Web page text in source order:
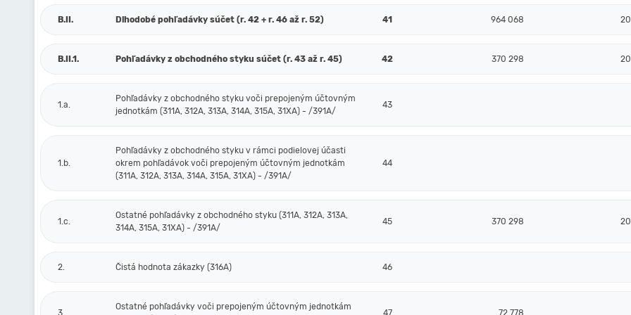
B.II. Dlhodobé pohľadávky súčet (r. 42 + r. 46 až r. 52) 41 964 068
B.II.1. Pohľadávky z obchodného styku súčet (r. 43 až r. 45) 42 370 298
1.a.
Pohľadávky z obchodného styku voči prepojeným účtovným
jednotkám (311A, 312A, 313A, 314A, 315A, 31XA) - /391A/
43
1.b.
Pohľadávky z obchodného styku v rámci podielovej účasti
okrem pohľadávok voči prepojeným účtovným jednotkám
(311A, 312A, 313A, 314A, 315A, 31XA) - /391A/
44
1.c.
Ostatné pohľadávky z obchodného styku (311A, 312A, 313A,
314A, 315A, 31XA) - /391A/
45 370 298
2. Čistá hodnota zákazky (316A) 46
3.
Ostatné pohľadávky voči prepojeným účtovným jednotkám
47 72 778